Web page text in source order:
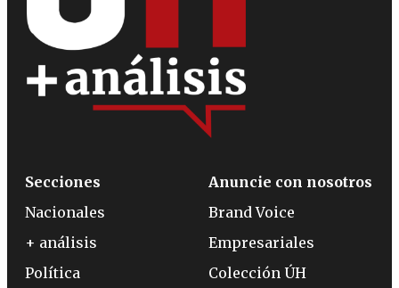
Secciones
Nacionales
+ análisis
Política
Anuncie con nosotros
Brand Voice
Empresariales
Colección ÚH